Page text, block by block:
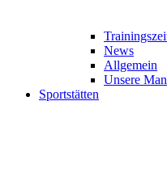
News
Allgemein
Unsere
Sportstätten